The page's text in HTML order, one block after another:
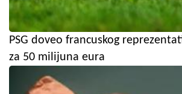
PSG doveo francuskog
za 50 milijuna eura